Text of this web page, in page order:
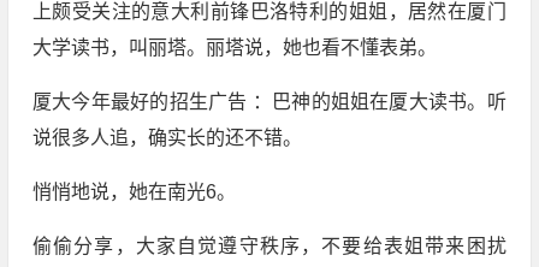
上颇受关注的意大利前锋巴洛特利的姐姐，居然在厦门
大学读书，叫丽塔。丽塔说，她也看不懂表弟。
厦大今年最好的招生广告 ：巴神的姐姐在厦大读书。听
说很多人追，确实长的还不错。
悄悄地说，她在南光6。
偷偷分享，大家自觉遵守秩序，不要给表姐带来困扰